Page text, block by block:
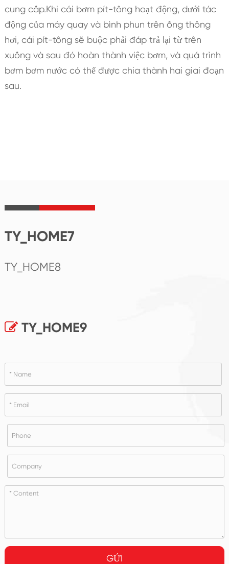
cung cấp.Khi cái bơm pít-tông hoạt động, dưới tác
động của máy quay và bình phun trên ống thông
hơi, cái pít-tông sẽ buộc phải đáp trả lại từ trên
xuống và sau đó hoàn thành việc bơm, và quá trình
bơm bơm nước có thể được chia thành hai giai đoạn
sau.
TY_HOME7
TY_HOME8
TY_HOME9
GỬI